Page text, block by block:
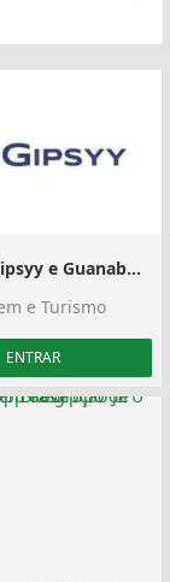
Viagem Gipsyy e Guanabara
e Turismo
ENTRAR